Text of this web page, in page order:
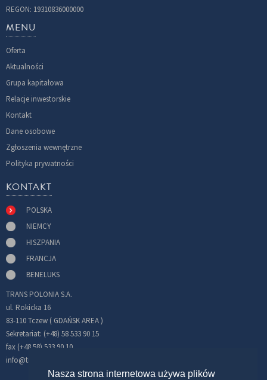
Nasza strona internetowa używa plików
REGON: 19310836000000
MENU
Oferta
Aktualności
Grupa kapitałowa
Relacje inwestorskie
Kontakt
Dane osobowe
Zgłoszenia wewnętrzne
Polityka prywatności
KONTAKT
POLSKA
NIEMCY
HISZPANIA
FRANCJA
BENELUKS
TRANS POLONIA S.A.
ul. Rokicka 16
83-110 Tczew ( GDAŃSK AREA )
Sekretariat: (+48) 58 533 90 15
fax (+48 58) 533 90 10
info@transpolonia.com